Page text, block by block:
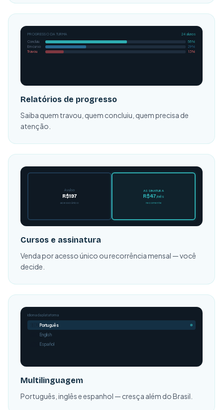
PROGRESSO DA TURMA
24 alunos
Concluiu
58%
Em curso
29%
Travou
13%
Relatórios de progresso
Saiba quem travou, quem concluiu, quem precisa de
atenção.
Avulso
R$197
acesso único
ASSINATURA
R$47/mês
recorrente
Cursos e assinatura
Venda por acesso único ou recorrência mensal — você
decide.
Idioma da plataforma
Português
English
Español
Multilinguagem
Português, inglês e espanhol — cresça além do Brasil.